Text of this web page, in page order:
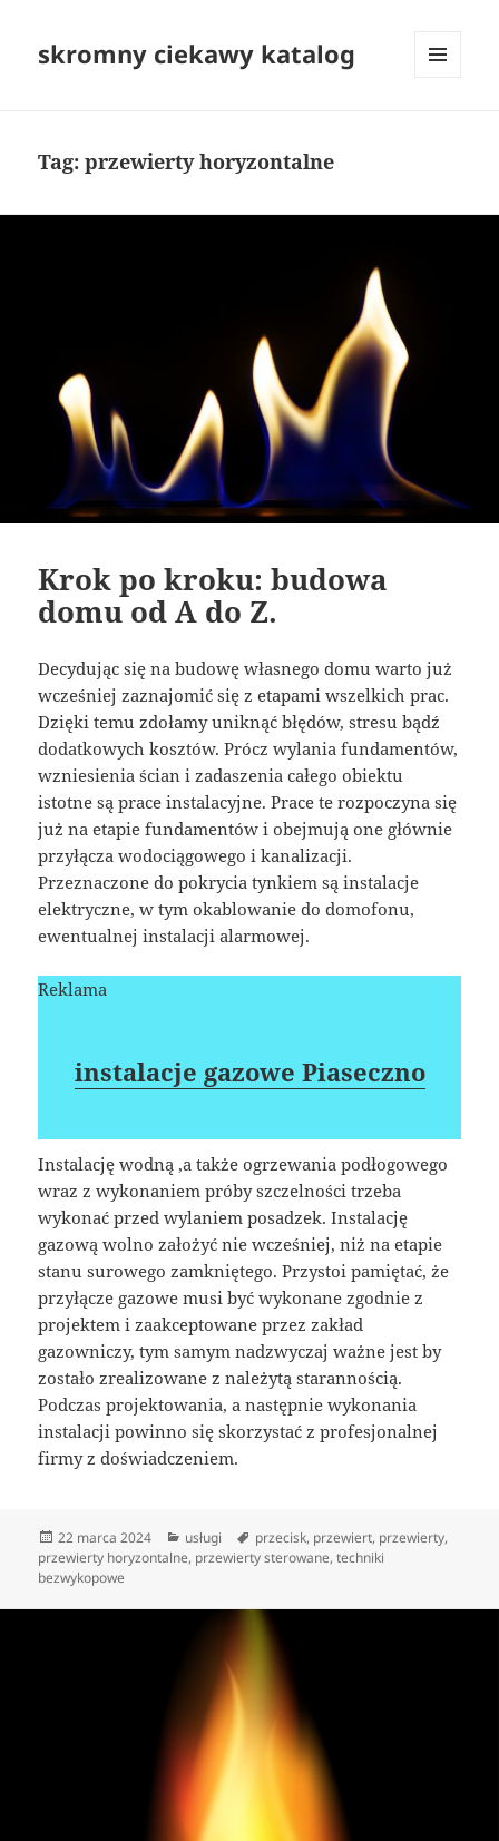
skromny ciekawy katalog
Tag:przewierty horyzontalne
Krok po kroku: budowa
domu od A do Z.
Decydując się na budowę własnego domu warto już
wcześniej zaznajomić się z etapami wszelkich prac.
Dzięki temu zdołamy uniknąć błędów, stresu bądź
dodatkowych kosztów. Prócz wylania fundamentów,
wzniesienia ścian i zadaszenia całego obiektu
istotne są prace instalacyjne. Prace te rozpoczyna się
już na etapie fundamentów i obejmują one głównie
przyłącza wodociągowego i kanalizacji.
Przeznaczone do pokrycia tynkiem są instalacje
elektryczne, w tym okablowanie do domofonu,
ewentualnej instalacji alarmowej.
Reklama
instalacje gazowe Piaseczno
Instalację wodną ,a także ogrzewania podłogowego
wraz z wykonaniem próby szczelności trzeba
wykonać przed wylaniem posadzek. Instalację
gazową wolno założyć nie wcześniej, niż na etapie
stanu surowego zamkniętego. Przystoi pamiętać, że
przyłącze gazowe musi być wykonane zgodnie z
projektem i zaakceptowane przez zakład
gazowniczy, tym samym nadzwyczaj ważne jest by
zostało zrealizowane z należytą starannością.
Podczas projektowania, a następnie wykonania
instalacji powinno się skorzystać z profesjonalnej
firmy z doświadczeniem.
Data
publikacji
22 marca 2024 Kategorie
usługi Tagi
przecisk, przewiert, przewierty,
przewierty horyzontalne, przewierty sterowane,techniki
bezwykopowe